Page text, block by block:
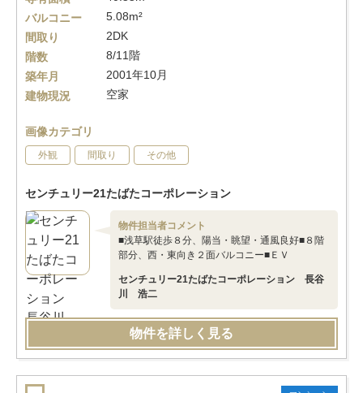
バルコニー
5.08m²
間取り
2DK
階数
8/11階
築年月
2001年10月
建物現況
空家
画像カテゴリ
外観 間取り その他
センチュリー21たばたコーポレーション
物件担当者コメント
■浅草駅徒歩８分、陽当・眺望・通風良好■８階
部分、西・東向き２面バルコニー■ＥＶ
センチュリー21たばたコーポレーション 長谷
川 浩二
物件を詳しく見る